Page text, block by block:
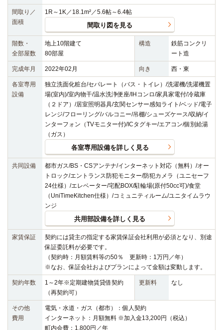
間取り／
面積
1R～1K／18.1m²／5.6帖～6.4帖
間取り図を見る
階数・
全部屋数
地上10階建て
80部屋
構造
鉄筋コンクリ
ート造
完成年月 2022年02月 向き 西・東
各室専用
設備
独立洗面化粧台/セパレート（バス・トイレ）/洗濯機/洗濯機置
場(室内)/室内物干/温水洗浄便座/IHコンロ/家具家電付/冷蔵庫
（２ドア）/居室照明器具/玄関センサー感知ライト/ベッド/電子
レンジ/フローリング/バルコニー/吊棚/シューズケース/収納/イ
ンターフォン（TVモニター付)/ICタグキー/エアコン/個別給湯
（ガス）
各室専用設備を詳しく見る
共同設備
都市ガス/BS・CSアンテナ/インターネット対応（無料）/オー
トロック/エントランス防犯モニター/防犯カメラ（ユニセーフ
24仕様）/エレベーター/宅配BOX/駐輪場(原付50cc可)/食堂
（UniTimeKitchen仕様）/コミュニティルーム/ユニタイムラウ
ンジ
共用部設備を詳しく見る
家賃保証
契約には貸主の指定する家賃保証会社利用が必須となり、別途
保証委託料が必要です。
（契約時：月額賃料等の50％ 更新時：1万円／年）
※なお、保証会社およびプランによって金額は変動します。
契約年数
1～2年※定期建物賃貸借契約
（再契約可）
更新料 なし
その他
費用
電気・水道・ガス（都市）：個人契約
インターネット：月額無料 ※加入金13,200円（税込）
町内会費：1,800円／年